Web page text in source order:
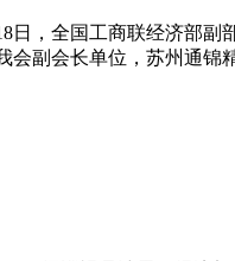
日，全国工商联经济部
会副会长单位，苏州通锦